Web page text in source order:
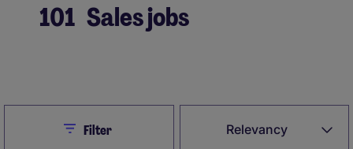
101 Sales jobs
Relevancy
CloseFilter